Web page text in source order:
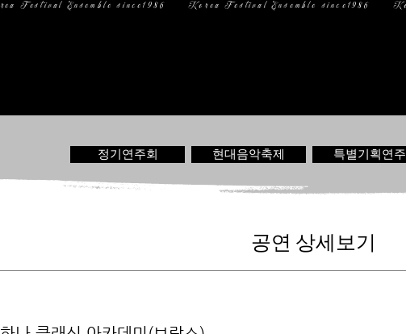
정기연주회 현대음악축제 특별기획연주
공연 상세보기